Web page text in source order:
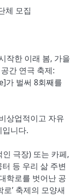
체 모집
작한 이래 봄, 가을
간 연극 축제:
벌써 8회째를
상업적이고 자유
니다.
극장) 또는 카페,
등 우리 삶 주변
학로를 벗어난 공
’ 축제의 모양새